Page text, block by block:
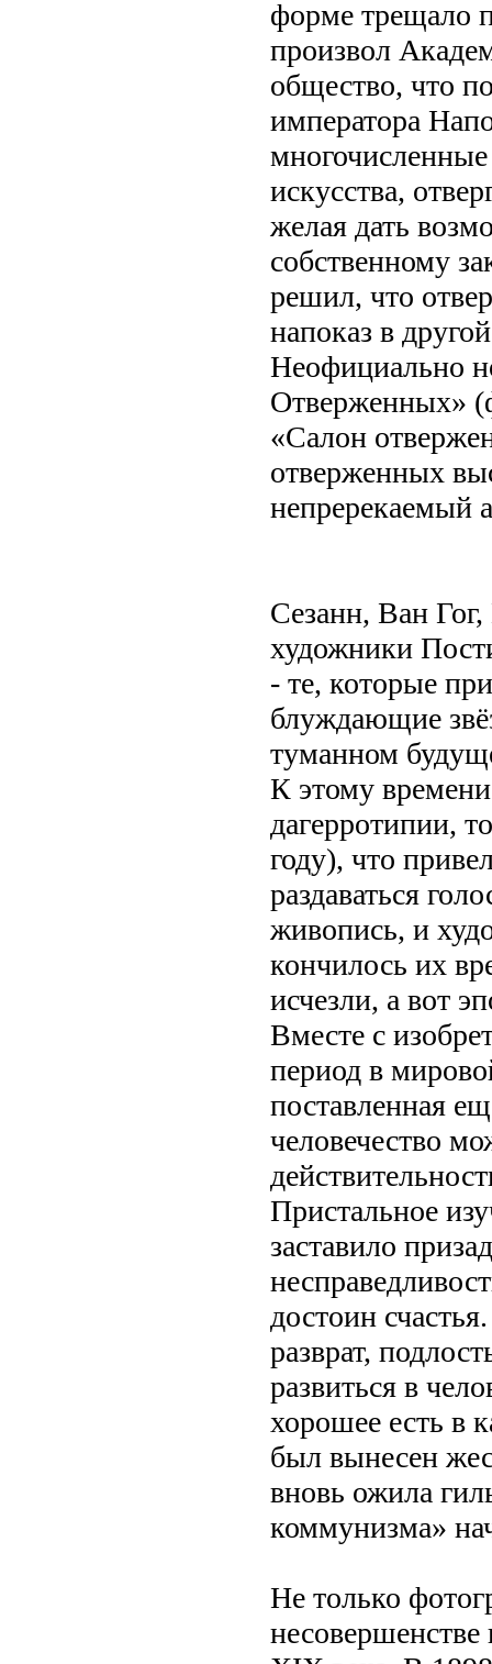
форме трещало
произвол
общество, что
императора
искусства,
желая дать
собственному
решил, что
напоказ в
Неофициально
Отверженных»
«Салон
отверженных
непререкаемый
Сезанн, Ван
художники
- те, которые
блуждающие
туманном
К этому
дагерротипии,
году), что
раздаваться
живопись, и
кончилось их
исчезли, а вот
Вместе с
период в
поставленная
человечество
Пристальное
заставило
достоин
разврат,
развиться в
хорошее есть в
был вынесен
вновь ожила
коммунизма»
Не только